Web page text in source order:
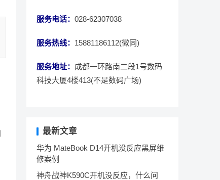
服务电话： 028-62307038
服务热线： 15881186112(微同)
服务地址： 成都一环路南二段1号数码
科技大厦4楼413(不是数码广场)
最新文章
华为 MateBook D14开机没反应黑屏维
修案例
神舟战神K590C开机没反应，什么问